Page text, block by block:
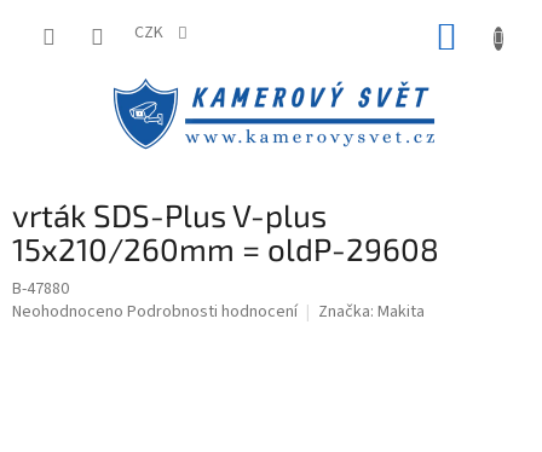
CZK
vrták SDS-Plus V-plus
15x210/260mm = oldP-29608
B-47880
Průměrné
Neohodnoceno Podrobnosti hodnocení Značka: Makita